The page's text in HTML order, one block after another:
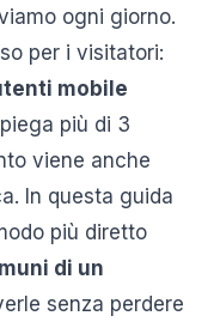
ogni giorno.
per i visitatori:
mobile
più di 3
viene anche
In questa guida
più diretto
di un
senza perdere